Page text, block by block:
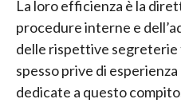
La loro efficienza è la
procedure interne e
delle rispettive
spesso prive di
dedicate a questo